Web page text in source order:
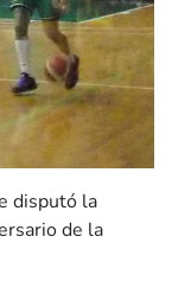
disputó la
de la